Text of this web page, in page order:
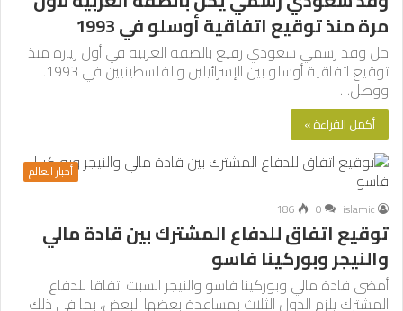
مرة منذ توقيع اتفاقية أوسلو في 1993
حل وفد رسمي سعودي رفيع بالضفة الغربية في أول زيارة منذ
توقيع اتفاقية أوسلو بين الإسرائيلين والفلسطينيين في 1993.
ووصل…
أكمل القراءة »
أخبار العالم
islamic
0
186
توقيع اتفاق للدفاع المشترك بين قادة مالي
والنيجر وبوركينا فاسو
أمضى قادة مالي وبوركينا فاسو والنيجر السبت اتفاقا للدفاع
المشترك يلزم الدول الثلاث بمساعدة بعضها البعض، بما في ذلك